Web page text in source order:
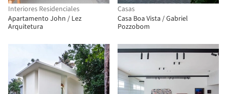
Interiores Residenciales
Apartamento John / Lez
Arquitetura
Casas
Casa Boa Vista / Gabriel
Pozzobom